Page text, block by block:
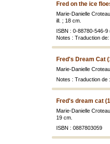
Fred on the ice
Marie-Danielle
ill. ; 18 cm.
ISBN : 0-88780-546-9
Notes : Traduction
Fred's Dream Cat
Marie-Danielle Croteau,
Notes : Traduction de
Fred's dream cat
Marie-Danielle
19 cm.
ISBN : 0887803059